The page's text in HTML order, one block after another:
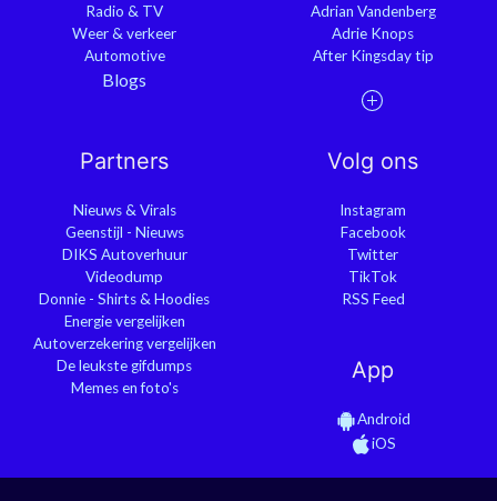
Radio & TV
Weer & verkeer
Automotive
Blogs
Adrian Vandenberg
Adrie Knops
After Kingsday tip
Partners
Nieuws & Virals
Geenstijl - Nieuws
DIKS Autoverhuur
Videodump
Donnie - Shirts & Hoodies
Energie vergelijken
Autoverzekering vergelijken
De leukste gifdumps
Memes en foto's
Volg ons
Instagram
Facebook
Twitter
TikTok
RSS Feed
App
Android
iOS